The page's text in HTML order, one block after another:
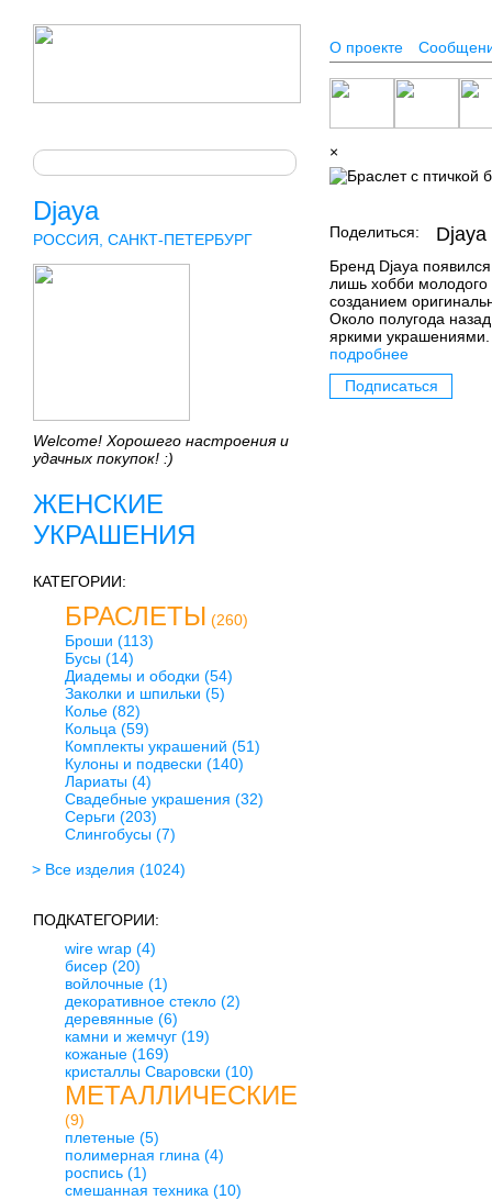
О проекте
Djaya
РОССИЯ, САНКТ-ПЕТЕРБУРГ
Welcome! Хорошего настроения и
удачных покупок! :)
ЖЕНСКИЕ
УКРАШЕНИЯ
КАТЕГОРИИ:
БРАСЛЕТЫ (260)
Броши (113)
Бусы (14)
Диадемы и ободки (54)
Заколки и шпильки (5)
Колье (82)
Кольца (59)
Комплекты украшений (51)
Кулоны и подвески (140)
Лариаты (4)
Свадебные украшения (32)
Серьги (203)
Слингобусы (7)
> Все изделия (1024)
ПОДКАТЕГОРИИ:
wire wrap (4)
бисер (20)
войлочные (1)
декоративное стекло (2)
деревянные (6)
камни и жемчуг (19)
кожаные (169)
кристаллы Сваровски (10)
МЕТАЛЛИЧЕСКИЕ
(9)
плетеные (5)
полимерная глина (4)
роспись (1)
смешанная техника (10)
×
Поделиться: Djaya
Бренд Djaya
лишь хобби
созданием
Около полугода
яркими украшениями.
подробнее
Подписаться